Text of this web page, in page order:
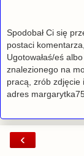
Spodobał Ci się
postaci
Ugotowałaś/eś
znalezionego na
pracą, zrób zdjęcie
adres
‹